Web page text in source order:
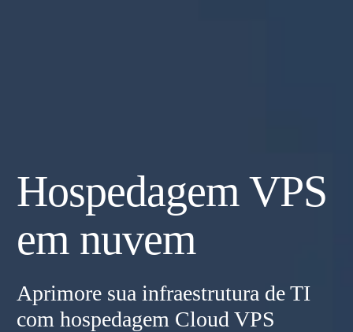
Hospedagem VPS
em nuvem
Aprimore sua infraestrutura de TI
com hospedagem Cloud VPS